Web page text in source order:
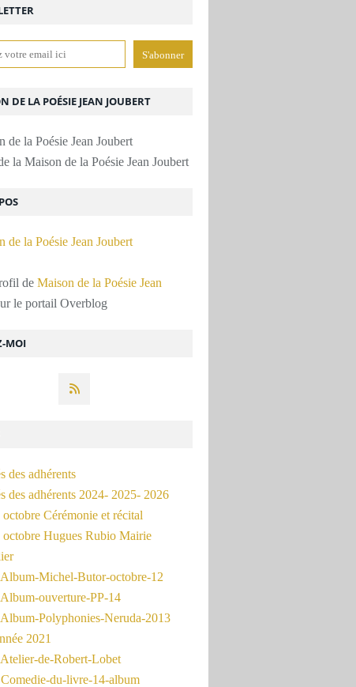
MOI
DE LA POÉSIE JEAN JOUBERT
la Maison de la Poésie Jean Joubert
de Maison de la Poésie Jean
le portail Overblog
des adhérents
des adhérents 2024- 2025- 2026
Cérémonie et récital
Hugues Rubio Mairie
Michel-Butor-octobre-12
ouverture-PP-14
Polyphonies-Neruda-2013
2021
de-Robert-Lobet
du-livre-14-album